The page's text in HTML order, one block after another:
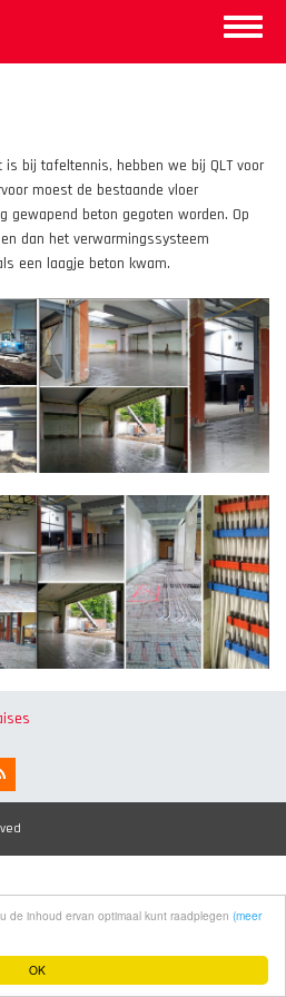
OK
de inhoud ervan optimaal kunt raadplegen (meer
Toggle
bij tafeltennis, hebben we bij QLT voor
moest de bestaande vloer
gewapend beton gegoten worden. Op
dan het verwarmingssysteem
een laagje beton kwam.